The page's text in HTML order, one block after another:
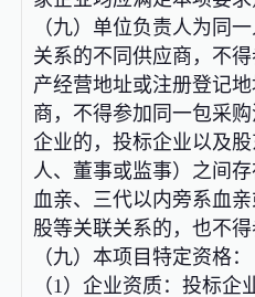
（九）单位负责人为同
关系的不同供应商，不
产经营地址或注册登记
商，不得参加同一包采
企业的，投标企业以及
人、董事或监事）之间
血亲、三代以内旁系血
股等关联关系的，也不得
（九）本项目特定资格：
（1）企业资质：投标